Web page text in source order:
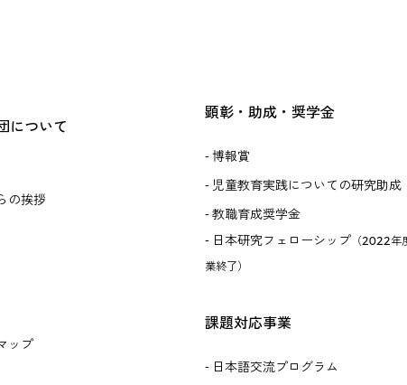
について
の挨拶
ップ
顕彰・助成・奨学金
博報賞
児童教育実践についての研究助成
教職育成奨学金
日本研究フェローシップ （2022年
業終了）
課題対応事業
日本語交流プログラム